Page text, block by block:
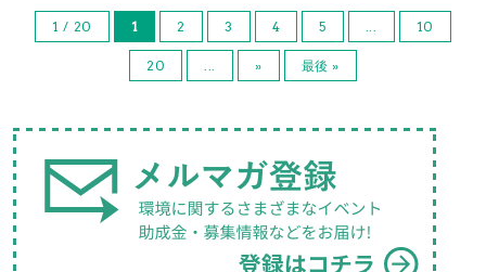
1 / 20 1 2 3 4 5 10
20 » 最後 »